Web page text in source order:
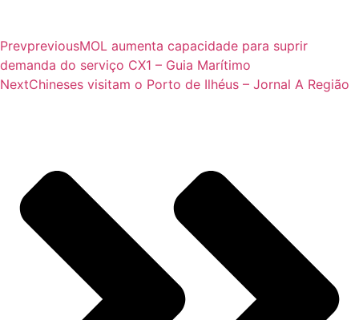
PrevpreviousMOL aumenta capacidade para suprir
demanda do serviço CX1 – Guia Marítimo
NextChineses visitam o Porto de Ilhéus – Jornal A Região